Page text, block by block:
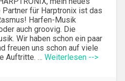
für Harptronix ist das
Harfen-Musik
auch groovig. Die
Wir haben schon ein paar
freuen uns schon auf viele
Auftritte. … Weiterlesen -->